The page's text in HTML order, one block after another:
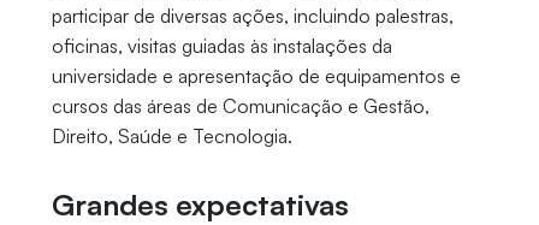
participar de diversas ações, incluindo palestras,
oficinas, visitas guiadas às instalações da
universidade e apresentação de equipamentos e
cursos das áreas de Comunicação e Gestão,
Direito, Saúde e Tecnologia.
Grandes expectativas